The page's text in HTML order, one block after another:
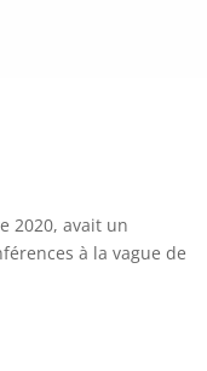
2020, avait un
à la vague de